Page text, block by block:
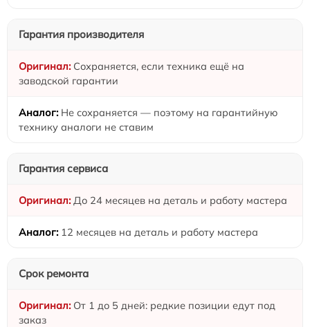
Гарантия производителя
Сохраняется, если техника ещё на
заводской гарантии
Не сохраняется — поэтому на гарантийную
технику аналоги не ставим
Гарантия сервиса
До 24 месяцев на деталь и работу мастера
12 месяцев на деталь и работу мастера
Срок ремонта
От 1 до 5 дней: редкие позиции едут под
заказ